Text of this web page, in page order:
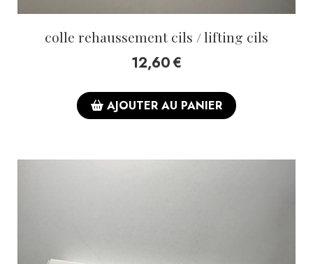
colle rehaussement cils / lifting cils
12,60€
AJOUTER AU PANIER